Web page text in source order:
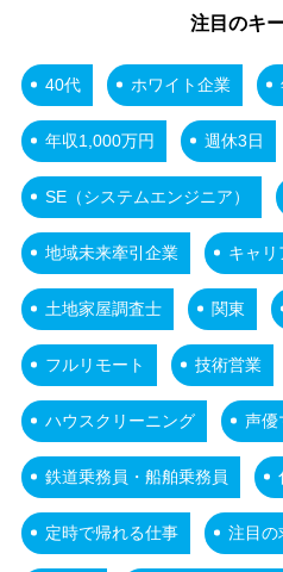
注目のキ
40代 ホワイト企業
年収1,000万円 週休3日
SE（システムエンジニア）
地域未来牽引企業 キャリ
土地家屋調査士 関東
フルリモート 技術営業
ハウスクリーニング 声優
鉄道乗務員・船舶乗務員
定時で帰れる仕事 注目の